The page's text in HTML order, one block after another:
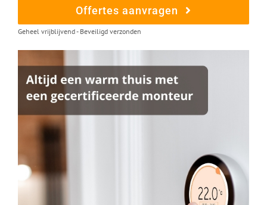
Offertes aanvragen
Geheel vrijblijvend - Beveiligd verzonden